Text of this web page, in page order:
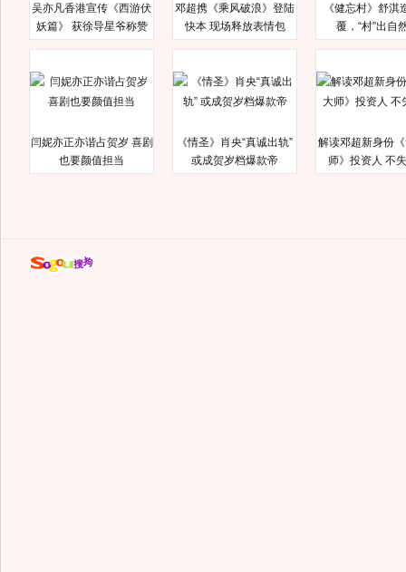
吴亦凡香港宣传《西游伏
妖篇》 获徐导星爷称赞
邓超携《乘风破浪》登陆
快本 现场释放表情包
《健忘村》舒淇
覆，“村”出自
闫妮亦正亦谐占贺岁 喜剧
也要颜值担当
《情圣》肖央“真诚出轨”
或成贺岁档爆款帝
解读邓超新身份
师》投资人 不